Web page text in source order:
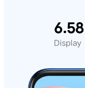
6.58
Display